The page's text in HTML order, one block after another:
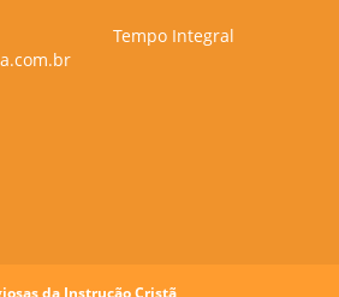
Tempo Integral
da Instrução Cristã